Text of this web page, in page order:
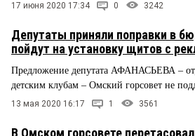
17 июня 2020 17:34 0 3242
Депутаты приняли поправки в
пойдут на установку щитов с
Предложение депутата АФАНАСЬЕВА –
детским клубам – Омский горсовет не
13 мая 2020 16:17 1 3561
В Омском горсовете